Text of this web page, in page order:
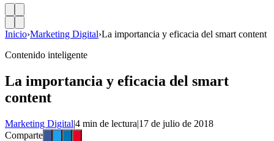
Inicio›Marketing Digital›La importancia y eficacia del smart content
Contenido inteligente
La importancia y eficacia del smart
content
Marketing Digital|4 min de lectura|17 de julio de 2018
Comparte